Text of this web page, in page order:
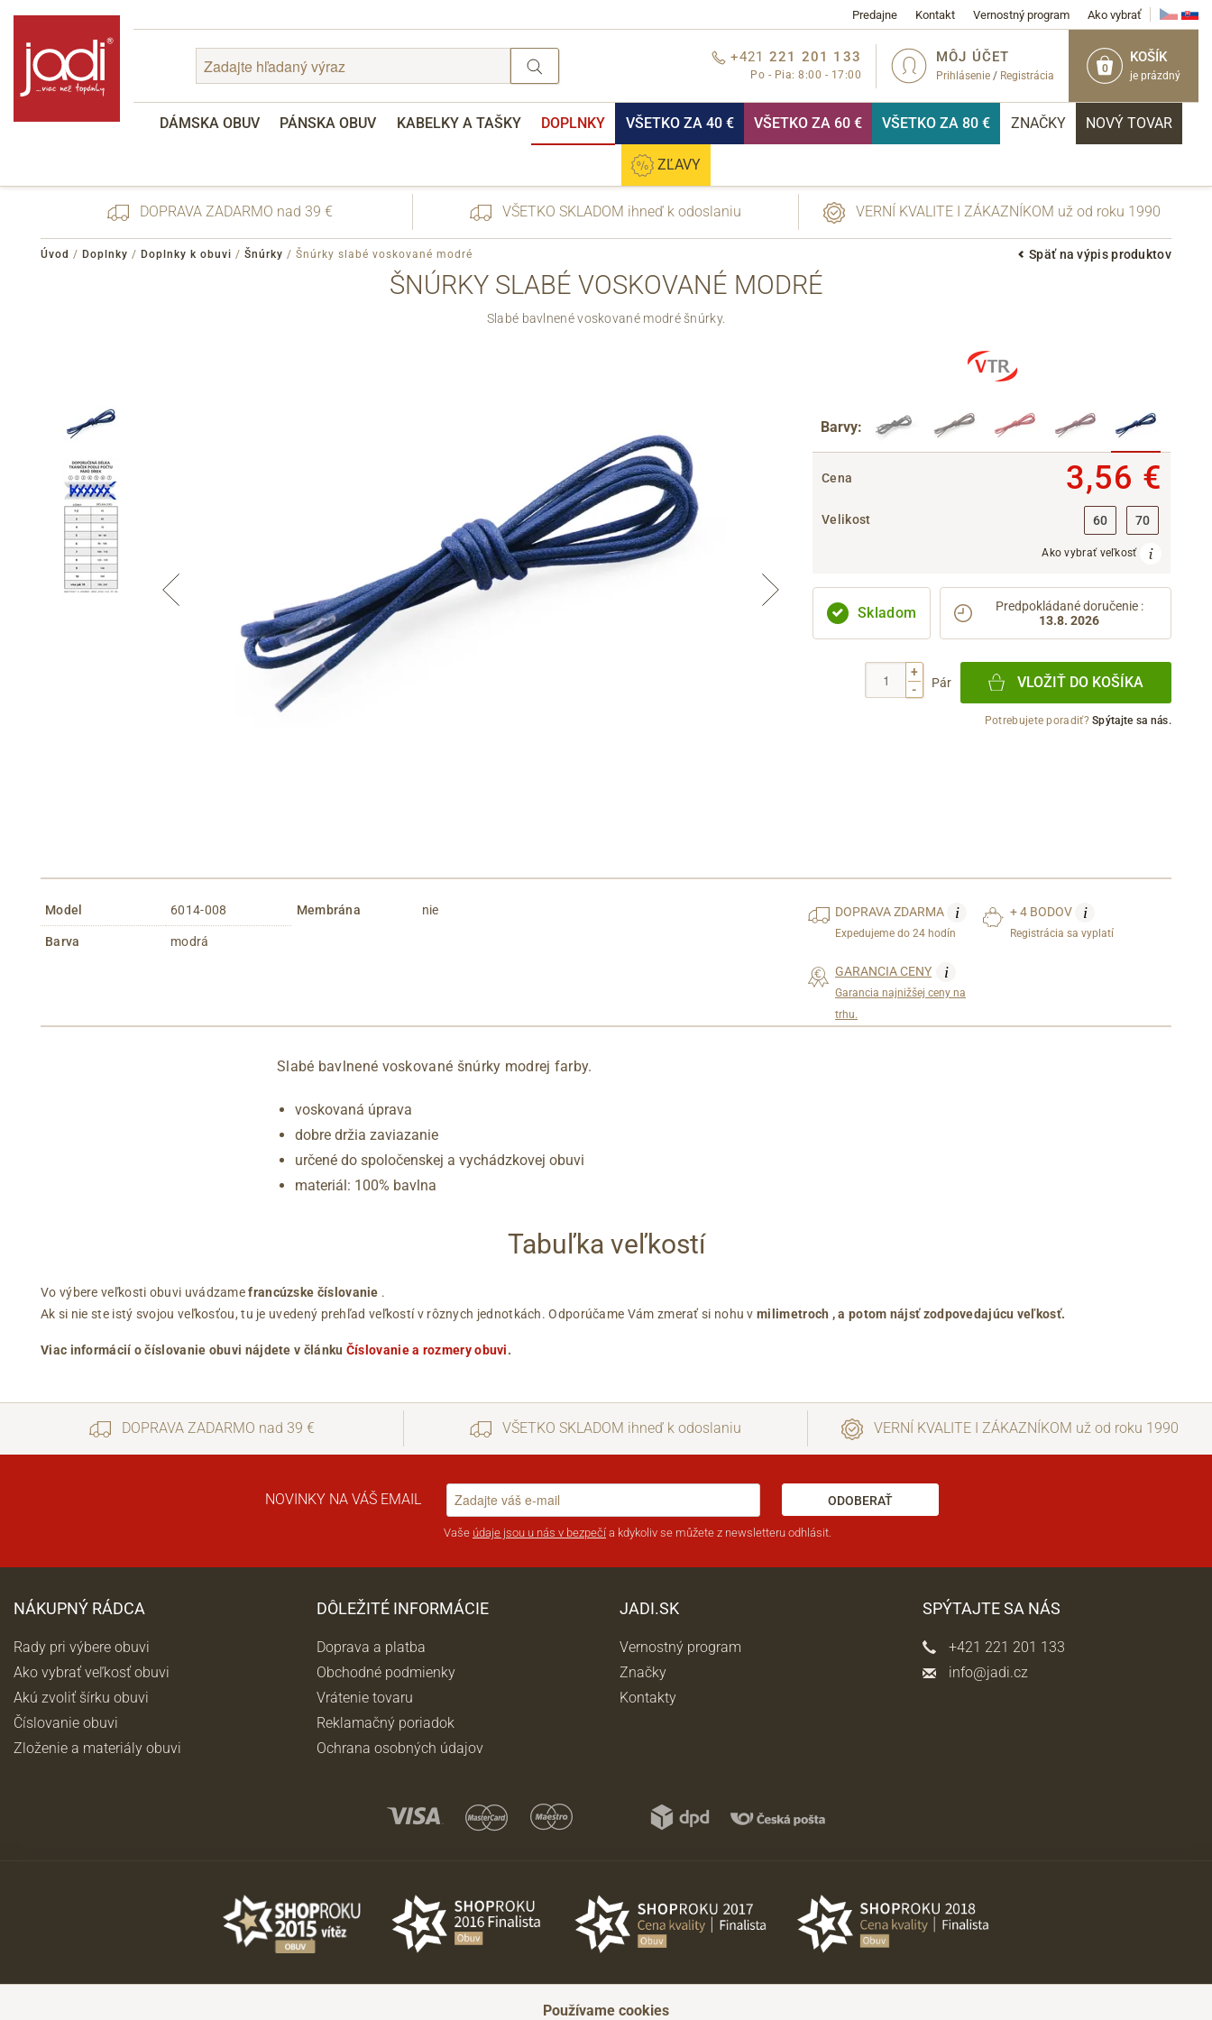
Predajne Kontakt Vernostný program Ako vybrať
0
KOŠÍK
je prázdný
MÔJ ÚČET
Prihlásenie / Registrácia
+421 221 201 133
Po - Pia: 8:00 - 17:00
DÁMSKA OBUV PÁNSKA OBUV KABELKY A TAŠKY DOPLNKY VŠETKO ZA 40 € VŠETKO ZA 60 € VŠETKO ZA 80 € ZNAČKY NOVÝ TOVAR
ZĽAVY
Cez Google
DOPRAVA ZADARMO nad 39 € VŠETKO SKLADOM ihneď k odoslaniu VERNÍ KVALITE I ZÁKAZNÍKOM už od roku 1990
Späť na výpis produktov
Úvod / Doplnky / Doplnky k obuvi / Šnúrky / Šnúrky slabé voskované modré
ŠNÚRKY SLABÉ VOSKOVANÉ MODRÉ
Slabé bavlnené voskované modré šnúrky.
Barvy:
Cena 3,56 €
Velikost 60 70
Ako vybrať veľkosť
Skladom Predpokládané doručenie :
13.8. 2026
+
-
Pár VLOŽIŤ DO KOŠÍKA
Potrebujete poradiť?Spýtajte sa nás.
Model 6014-008
Barva modrá
Membrána nie DOPRAVAZDARMA i
Expedujeme do 24 hodín
+ 4 BODOV i
Registrácia sa vyplatí
GARANCIA CENY i
Garancia najnižšej ceny na
trhu.
Slabé bavlnené voskované šnúrky modrej farby.
voskovaná úprava
dobre držia zaviazanie
určené do spoločenskej a vychádzkovej obuvi
materiál: 100% bavlna
Tabuľka veľkostí
Vo výbere veľkosti obuvi uvádzamefrancúzske číslovanie .
Ak si nie ste istý svojou veľkosťou, tu je uvedený prehľad veľkostí v rôznych jednotkách. Odporúčame Vám zmerať si nohu vmilimetroch , a potom nájsť zodpovedajúcu veľkosť.
Viac informácií o číslovanie obuvi nájdete v článku Číslovanie a rozmery obuvi.
DOPRAVA ZADARMO nad 39 € VŠETKO SKLADOM ihneď k odoslaniu VERNÍ KVALITE I ZÁKAZNÍKOM už od roku 1990
NOVINKY NA VÁŠ EMAIL ODOBERAŤ
Vaše údaje jsou u nás v bezpečí a kdykoliv se můžete z newsletteru odhlásit.
NÁKUPNÝ RÁDCA
Rady pri výbere obuvi
Ako vybrať veľkosť obuvi
Akú zvoliť šírku obuvi
Číslovanie obuvi
Zloženie a materiály obuvi
DÔLEŽITÉ INFORMÁCIE
Doprava a platba
Obchodné podmienky
Vrátenie tovaru
Reklamačný poriadok
Ochrana osobných údajov
JADI.SK
Vernostný program
Značky
Kontakty
SPÝTAJTE SA NÁS
+421 221 201 133
info@jadi.cz
Používame cookies